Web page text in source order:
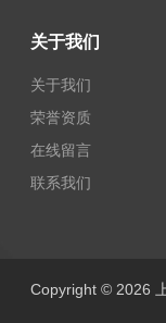
关于我们
关于我们
荣誉资质
在线留言
联系我们
Copyright © 2026